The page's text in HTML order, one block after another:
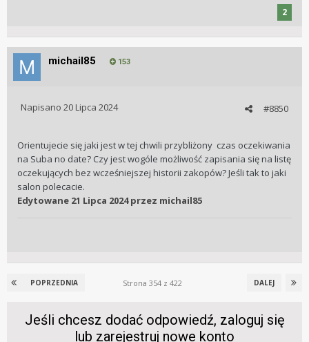
2
michail85 153
#8850
Napisano 20 Lipca 2024
Orientujecie się jaki jest w tej chwili przybliżony czas oczekiwania
na Suba no date? Czy jest wogóle możliwość zapisania się na listę
oczekujących bez wcześniejszej historii zakopów? Jeśli tak to jaki
salon polecacie.
Edytowane 21 Lipca 2024przez michail85
POPRZEDNIA DALEJ
Strona 354 z 422
Jeśli chcesz dodać odpowiedź, zaloguj się
lub zarejestruj nowe konto